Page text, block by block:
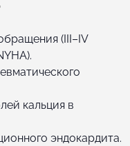
(III–IV
кальция в
эндокардита.